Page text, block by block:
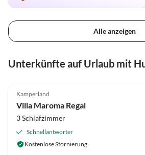
Alle anzeigen
Unterkünfte auf Urlaub mit
Kamperland
Villa Maroma Regal
3 Schlafzimmer
Schnellantworter
Kostenlose Stornierung